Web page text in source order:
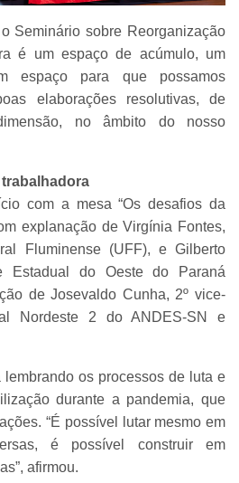
Seminário sobre Reorganização
é um espaço de acúmulo, um
espaço para que possamos
elaborações resolutivas, de
no âmbito do nosso
com a mesa “Os desafios da
explanação de Virgínia Fontes,
Fluminense (UFF), e Gilberto
Estadual do Oeste do Paraná
de Josevaldo Cunha, 2º vice-
Nordeste 2 do ANDES-SN e
os processos de luta e
durante a pandemia, que
“É possível lutar mesmo em
é possível construir em
afirmou.